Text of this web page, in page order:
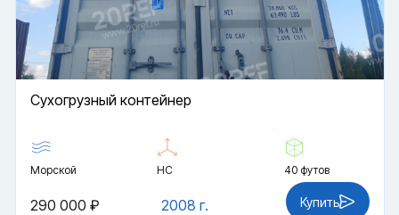
Cухогрузный контейнер
Морской HC 40 футов
2008 г.
290 000 ₽ Купить